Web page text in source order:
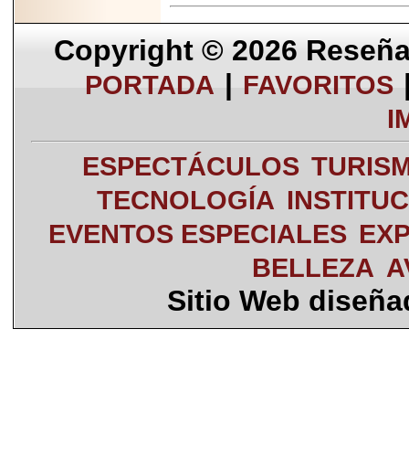
Copyright © 2026
PORTADA | FAVORITOS
ESPECTÁCULOS
TECNOLOGÍA
EVENTOS ESPECIALES
BELLEZA
Sitio Web